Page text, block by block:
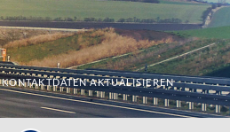
Kontaktdaten aktualisieren